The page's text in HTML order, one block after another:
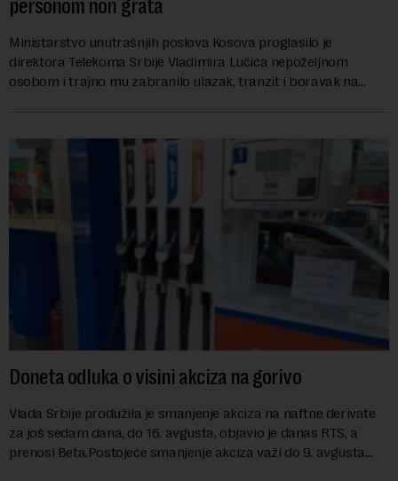
personom non grata
Ministarstvo unutrašnjih poslova Kosova proglasilo je
direktora Telekoma Srbije Vladimira Lučića nepoželjnom
osobom i trajno mu zabranilo ulazak, tranzit i boravak na
Doneta odluka o visini akciza na gorivo
Vlada Srbije produžila je smanjenje akciza na naftne derivate
za još sedam dana, do 16. avgusta, objavio je danas RTS, a
prenosi Beta.Postojeće smanjenje akciza važi do 9. avgusta